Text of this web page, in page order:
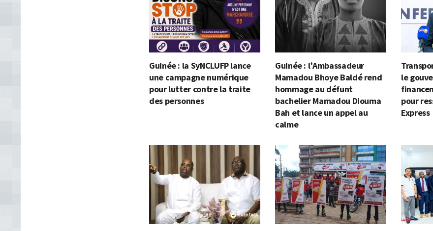
Guinée : la SyNCLUFP lance
une campagne numérique
pour lutter contre la traite
des personnes
Guinée : l’Ambassadeur
Mamadou Bhoye Baldé rend
hommage au défunt
bachelier Mamadou Diouma
Bah et lance un appel au
calme
le
pour
Express